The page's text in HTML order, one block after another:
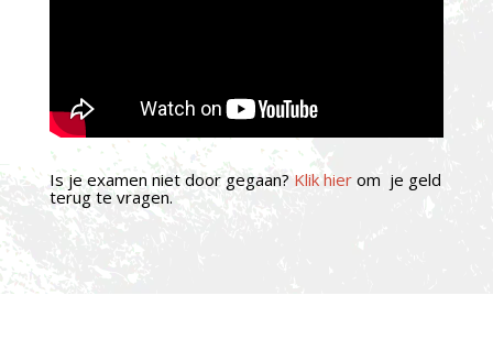
Is je examen niet door gegaan?Klik hierom je geld
terug te vragen.